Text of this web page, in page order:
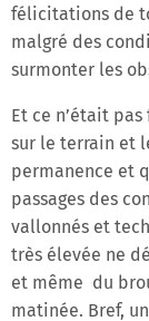
félicitations de
malgré des
surmonter les
Et ce n’était
sur le terrain et
permanence et
passages des
vallonnés et
très élevée ne
et même du
matinée. Bref,